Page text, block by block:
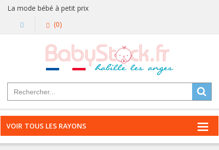
La mode bébé à petit prix
(0)
VOIR TOUS LES RAYONS